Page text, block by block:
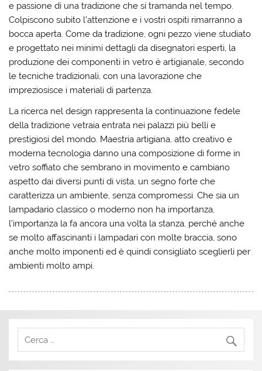
e passione di una tradizione che si tramanda nel tempo.
Colpiscono subito l’attenzione e i vostri ospiti rimarranno a
bocca aperta. Come da tradizione, ogni pezzo viene studiato
e progettato nei minimi dettagli da disegnatori esperti, la
produzione dei componenti in vetro è artigianale, secondo
le tecniche tradizionali, con una lavorazione che
impreziosisce i materiali di partenza.
La ricerca nel design rappresenta la continuazione fedele
della tradizione vetraia entrata nei palazzi più belli e
prestigiosi del mondo. Maestria artigiana, atto creativo e
moderna tecnologia danno una composizione di forme in
vetro soffiato che sembrano in movimento e cambiano
aspetto dai diversi punti di vista, un segno forte che
caratterizza un ambiente, senza compromessi. Che sia un
lampadario classico o moderno non ha importanza,
l’importanza la fa ancora una volta la stanza, perché anche
se molto affascinanti i lampadari con molte braccia, sono
anche molto imponenti ed è quindi consigliato sceglierli per
ambienti molto ampi.